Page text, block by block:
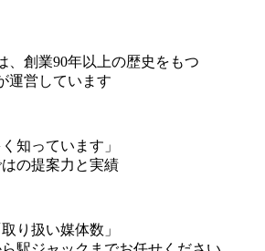
、創業90年以上の歴史をもつ
運営しています
知っています」
の提案力と実績
り扱い媒体数」